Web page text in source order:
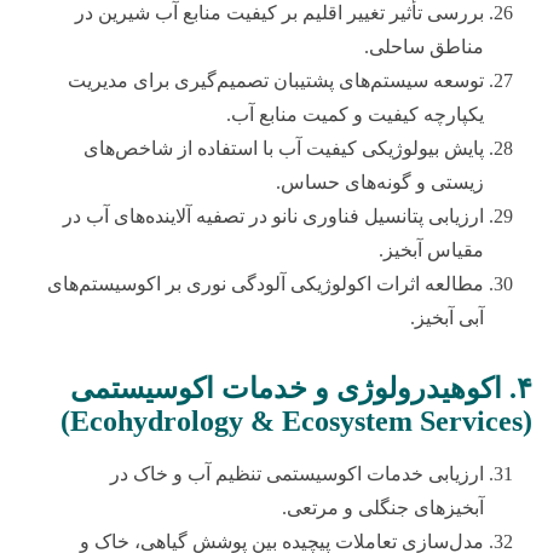
بررسی تأثیر تغییر اقلیم بر کیفیت منابع آب شیرین در
مناطق ساحلی.
توسعه سیستم‌های پشتیبان تصمیم‌گیری برای مدیریت
یکپارچه کیفیت و کمیت منابع آب.
پایش بیولوژیکی کیفیت آب با استفاده از شاخص‌های
زیستی و گونه‌های حساس.
ارزیابی پتانسیل فناوری نانو در تصفیه آلاینده‌های آب در
مقیاس آبخیز.
مطالعه اثرات اکولوژیکی آلودگی نوری بر اکوسیستم‌های
آبی آبخیز.
۴. اکوهیدرولوژی و خدمات اکوسیستمی
(Ecohydrology & Ecosystem Services)
ارزیابی خدمات اکوسیستمی تنظیم آب و خاک در
آبخیزهای جنگلی و مرتعی.
مدل‌سازی تعاملات پیچیده بین پوشش گیاهی، خاک و